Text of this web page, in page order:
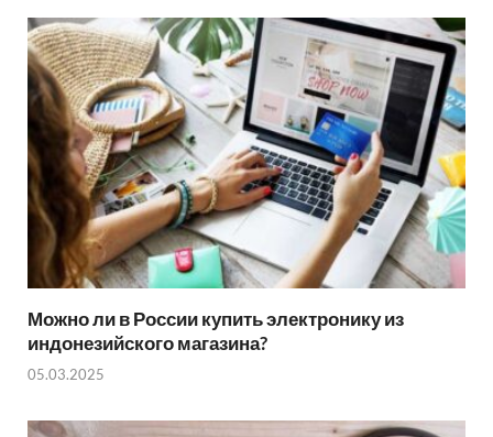
Можно ли в России купить электронику из
индонезийского магазина?
05.03.2025